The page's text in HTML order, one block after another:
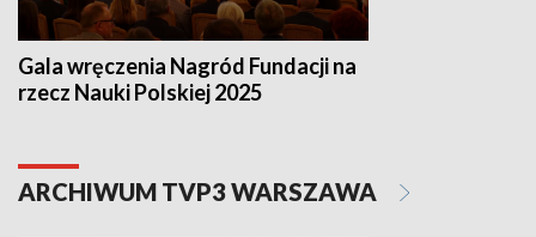
Gala wręczenia Nagród Fundacji na
rzecz Nauki Polskiej 2025
ARCHIWUM TVP3 WARSZAWA